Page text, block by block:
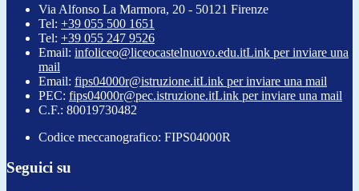
Via Alfonso La Marmora, 20 - 50121 Firenze
Tel: +39 055 500 1651
Tel: +39 055 247 9526
Email: infoliceo@liceocastelnuovo.edu.itLink per inviare una
mail
Email: fips04000r@istruzione.itLink per inviare una mail
PEC: fips04000r@pec.istruzione.itLink per inviare una mail
C.F.: 80019730482
Codice meccanografico: FIPS04000R
Seguici su